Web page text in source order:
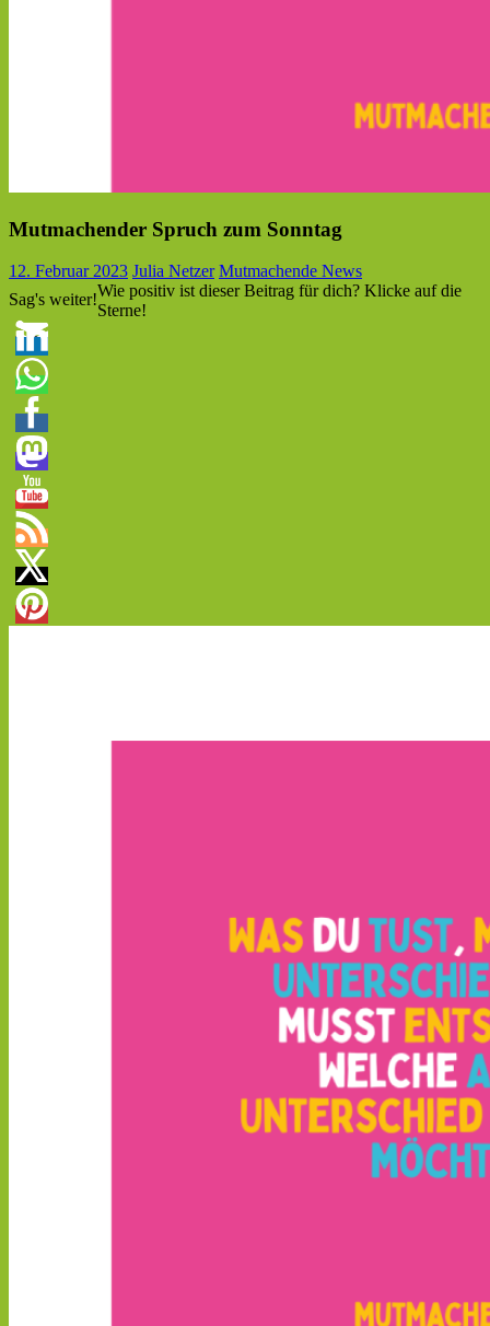
Mutmachender Spruch zum Sonntag
12. Februar 2023 Julia Netzer Mutmachende News
Sag's weiter!Wie positiv ist dieser Beitrag für dich? Klicke auf die
Sterne!